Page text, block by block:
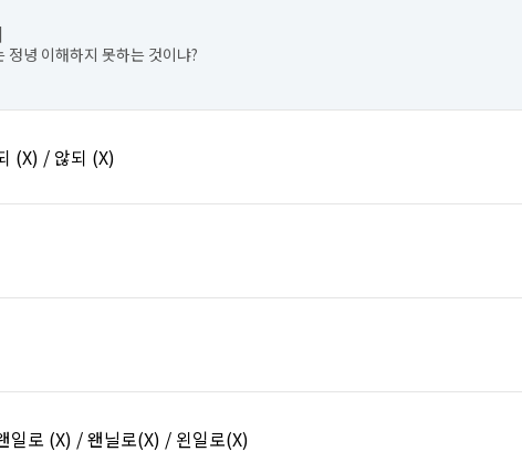
정녕 이해하지 못하는 것이냐?
(X) / 않되 (X)
일로 (X) / 왠닐로(X) / 왼일로(X)